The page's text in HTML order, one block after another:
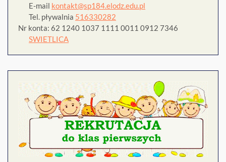
E-mail kontakt@sp184.elodz.edu.pl
Tel. pływalnia 516330282
Nr konta: 62 1240 1037 1111 0011 0912 7346
SWIETLICA